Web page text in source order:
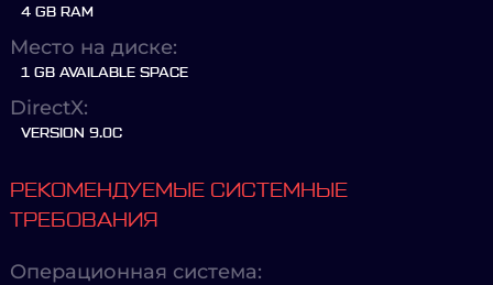
4 GB RAM
Место на диске:
1 GB AVAILABLE SPACE
DirectX:
VERSION 9.0C
РЕКОМЕНДУЕМЫЕ СИСТЕМНЫЕ
ТРЕБОВАНИЯ
Операционная система: